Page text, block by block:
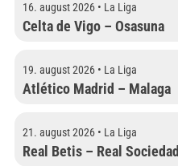
16. august 2026 • La Liga
Celta de Vigo – Osasuna
19. august 2026 • La Liga
Atlético Madrid – Malaga
21. august 2026 • La Liga
Real Betis – Real Sociedad